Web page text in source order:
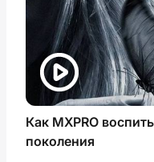
Как MXPRO
поколения